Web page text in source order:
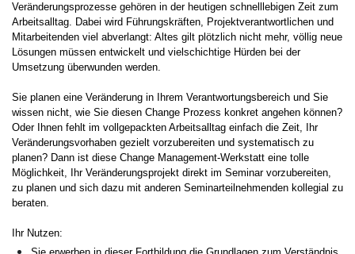
Veränderungsprozesse gehören in der heutigen schnelllebigen Zeit zum
Arbeitsalltag. Dabei wird Führungskräften, Projektverantwortlichen und
Mitarbeitenden viel abverlangt: Altes gilt plötzlich nicht mehr, völlig neue
Lösungen müssen entwickelt und vielschichtige Hürden bei der
Umsetzung überwunden werden.
Sie planen eine Veränderung in Ihrem Verantwortungsbereich und Sie
wissen nicht, wie Sie diesen Change Prozess konkret angehen können?
Oder Ihnen fehlt im vollgepackten Arbeitsalltag einfach die Zeit, Ihr
Veränderungsvorhaben gezielt vorzubereiten und systematisch zu
planen? Dann ist diese Change Management-Werkstatt eine tolle
Möglichkeit, Ihr Veränderungsprojekt direkt im Seminar vorzubereiten,
zu planen und sich dazu mit anderen Seminarteilnehmenden kollegial zu
beraten.
Ihr Nutzen: